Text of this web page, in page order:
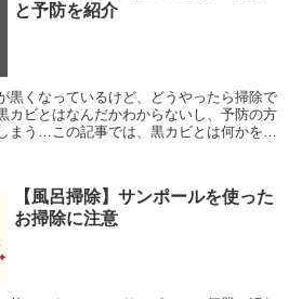
と予防を紹介
黒くなっているけど、どうやったら掃除で
カビとはなんだかわからないし、予防の方
まう…この記事では、黒カビとは何かを解
【風呂掃除】サンポールを使った
お掃除に注意